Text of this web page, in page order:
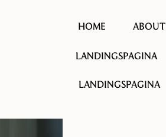
HOME ABOUT
LANDINGSPAGINA
LANDINGSPAGINA